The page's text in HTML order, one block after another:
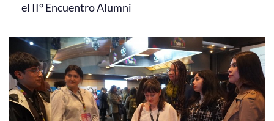
el II° Encuentro Alumni